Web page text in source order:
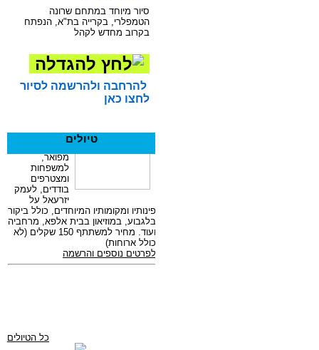
סיור מיוחד במתחם שרונה
הטמפלרי, בקרייה בת"א, הנפתח
בקרוב מחדש לקהל
להרחבה ולהרשמה לסיור
לחצו כאן
טיולים
כל הטיולים